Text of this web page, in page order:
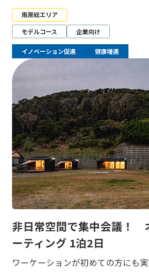
南房総エリア
モデルコース
企業向け
イノベーション促進 健康増進
非日常空間で集中会議！
ーティング 1泊2日
ワーケーションが初めての方にも